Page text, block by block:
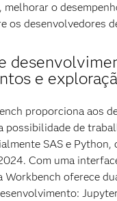
o
os desenvolvedores
e
proporciona aos
possibilidade de
SAS e Python,
Com uma
Workbench oferece